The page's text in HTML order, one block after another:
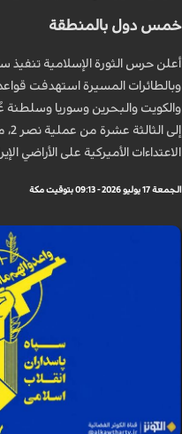
خمس دول بالمنطقة
أعلن حرس الثورة الإسلامية
وبالطائرات المسيرة استهدفت
والكويت والبحرين وسوريا
الاعتداءات الأميركية على الأراضي
الجمعة 17 يوليو 2026 - 09:13 بتوقيت مكة